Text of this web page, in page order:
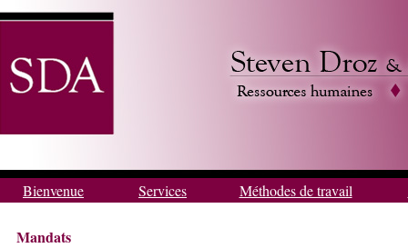
Bienvenue Services Méthodes de travail
Mandats